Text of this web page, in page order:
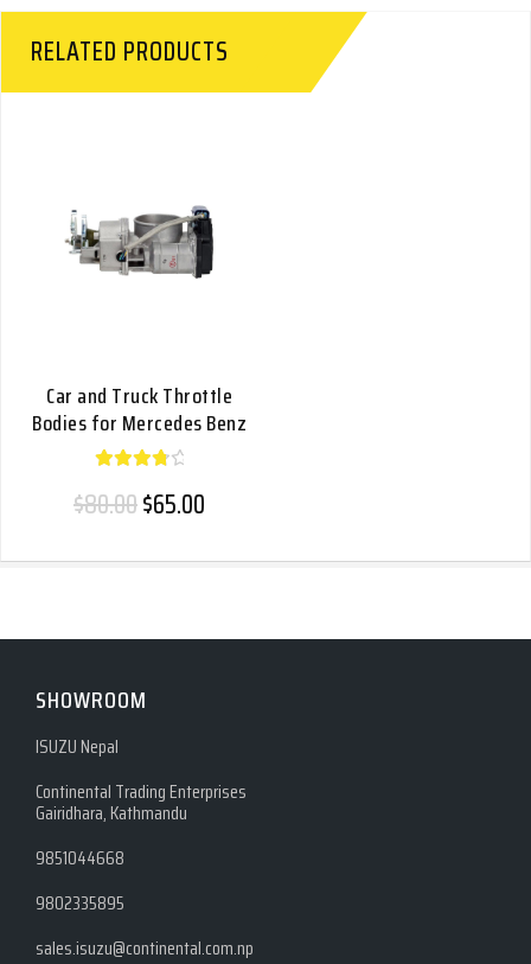
RELATED PRODUCTS
Car and Truck Throttle
Bodies for Mercedes Benz
4.00
out
$80.00Original price was: $80.00.
$65.00
SHOWROOM
ISUZU Nepal
Continental Trading Enterprises
Gairidhara, Kathmandu
9851044668
9802335895
sales.isuzu@continental.com.np